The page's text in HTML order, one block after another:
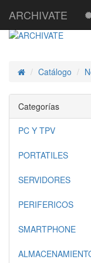
ARCHIVATE
InicioCatálogo
Categorías
PC Y TPV
PORTATILES
SERVIDORES
PERIFERICOS
SMARTPHONE